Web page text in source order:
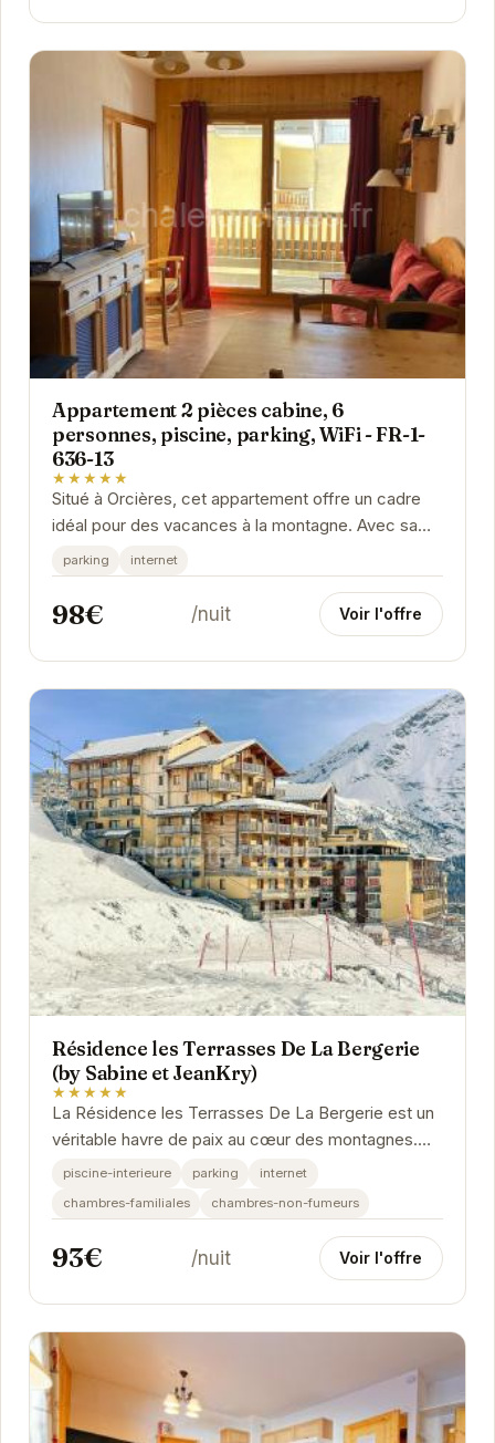
Appartement 2 pièces cabine, 6
personnes, piscine, parking, WiFi - FR-1-
636-13
★★★★★
Situé à Orcières, cet appartement offre un cadre
idéal pour des vacances à la montagne. Avec sa
piscine, son parking et sa connexion WiFi, vous...
parking internet
98€ /nuit Voir l'offre
Résidence les Terrasses De La Bergerie
(by Sabine et JeanKry)
★★★★★
La Résidence les Terrasses De La Bergerie est un
véritable havre de paix au cœur des montagnes.
Avec une note exceptionnelle de 9/10 basée sur
piscine-interieure parking
internet
chambres-familiales
chambres-non-fumeurs
93€ /nuit Voir l'offre